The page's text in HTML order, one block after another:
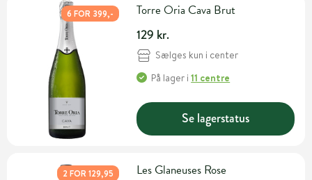
6 FOR 399,- Torre Oria Cava Brut
129 kr.
Sælges kun i center
På lager i11 centre
Se lagerstatus
2 FOR 129,95 Les Glaneuses Rose